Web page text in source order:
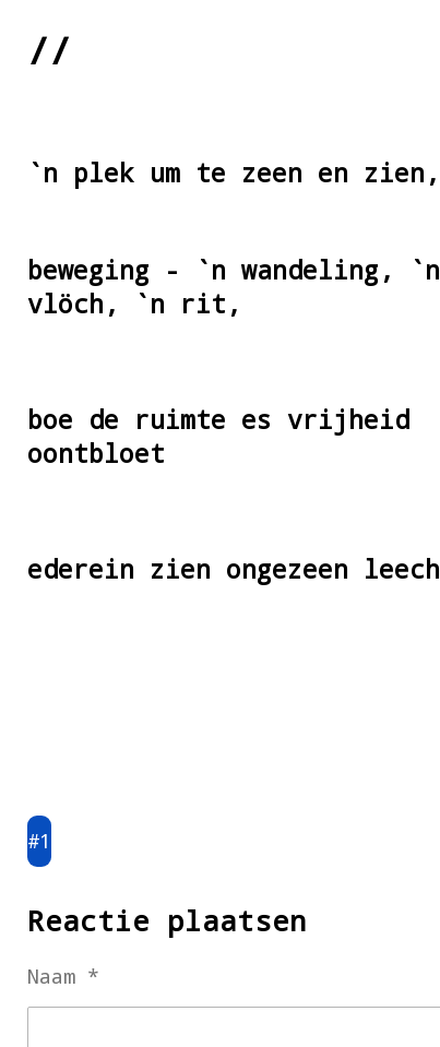
//
`n plek um te zeen en zien,
beweging - `n wandeling, `n
vlöch, `n rit,
boe de ruimte es vrijheid
oontbloet
ederein zien ongezeen leech
#1
Reactie plaatsen
Naam *